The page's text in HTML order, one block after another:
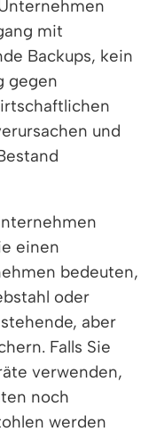
mit
Backups, kein
gegen
und
einen
bedeuten,
oder
aber
Falls Sie
verwenden,
noch
werden